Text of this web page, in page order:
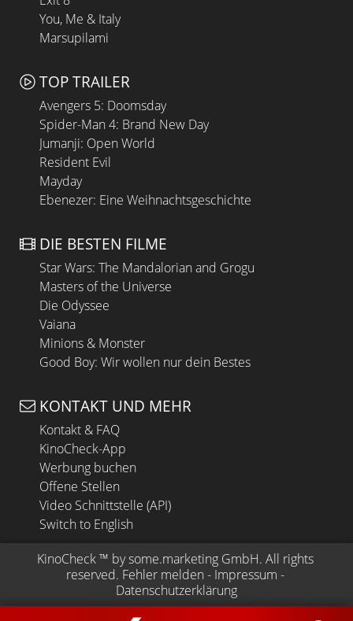
You, Me & Italy
Marsupilami
TOP TRAILER
Avengers 5: Doomsday
Spider-Man 4: Brand New Day
Jumanji: Open World
Resident Evil
Mayday
Ebenezer: Eine Weihnachtsgeschichte
DIE BESTEN FILME
Star Wars: The Mandalorian and Grogu
Masters of the Universe
Die Odyssee
Vaiana
Minions & Monster
Good Boy: Wir wollen nur dein Bestes
KONTAKT UND MEHR
Kontakt & FAQ
KinoCheck-App
Werbung buchen
Offene Stellen
Video Schnittstelle (API)
Switch to English
KinoCheck ™ by some.marketing GmbH. All rights
reserved. Fehler melden - Impressum -
Datenschutzerklärung